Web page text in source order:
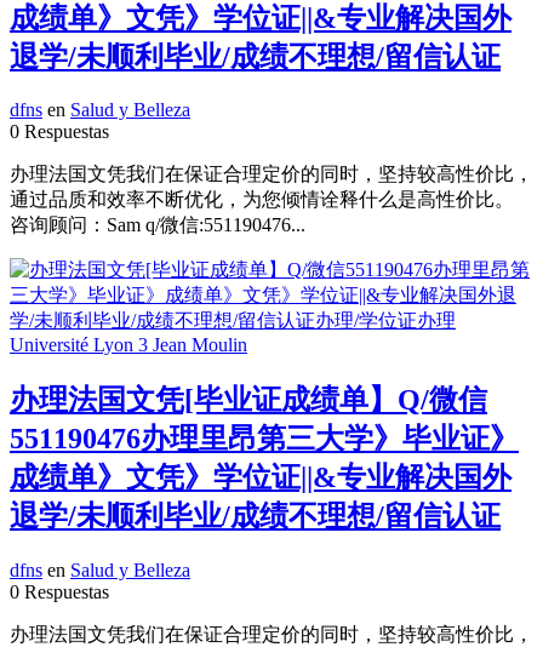
成绩单》文凭》学位证||&专业解决国外
退学/未顺利毕业/成绩不理想/留信认证
dfns en Salud y Belleza
0 Respuestas
办理法国文凭我们在保证合理定价的同时，坚持较高性价比，
通过品质和效率不断优化，为您倾情诠释什么是高性价比。
咨询顾问：Sam q/微信:551190476...
办理法国文凭[毕业证成绩单】Q/微信
551190476办理里昂第三大学》毕业证》
成绩单》文凭》学位证||&专业解决国外
退学/未顺利毕业/成绩不理想/留信认证
dfns en Salud y Belleza
0 Respuestas
办理法国文凭我们在保证合理定价的同时，坚持较高性价比，